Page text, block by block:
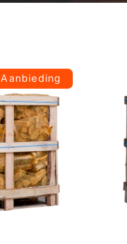
Aanbieding